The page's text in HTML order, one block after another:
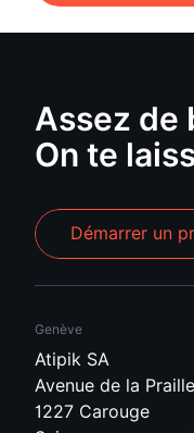
Assez de
On te
Démarrer un
Genève
Atipik SA
Avenue de la
1227 Carouge